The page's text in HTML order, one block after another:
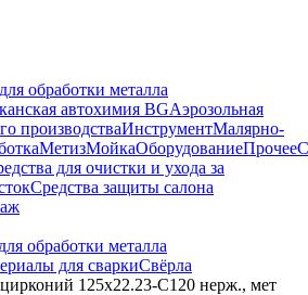
обработки металла
автохимия BGАэрозольная
производстваИнструментМалярно-
МетизМойкаОборудованиеПрочее
для очистки и ухода за
Средства защиты салона
обработки металла
для сваркиСвёрла
125х22.23-C120 нерж., мет